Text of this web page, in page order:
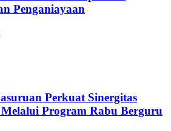
Penganiayaan
Perkuat Sinergitas
Program Rabu Berguru